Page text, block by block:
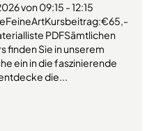
von 09:15 - 12:15
PDFSämtlichen
finden Sie in unserem
ein in die faszinierende
die...